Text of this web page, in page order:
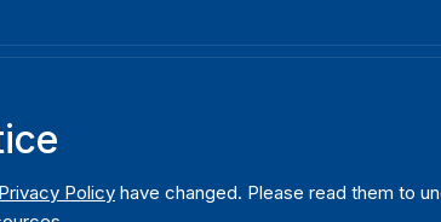
Institute for Democracy and Electoral
IDEA)
1
Privacy Policy have changed. Please read them to